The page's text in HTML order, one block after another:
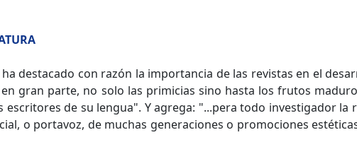
ha destacado con razón la importancia de las revistas en el
gran parte, no solo las primicias sino hasta los frutos
escritores de su lengua". Y agrega: "...pera todo investigador
o portavoz, de muchas generaciones o promociones